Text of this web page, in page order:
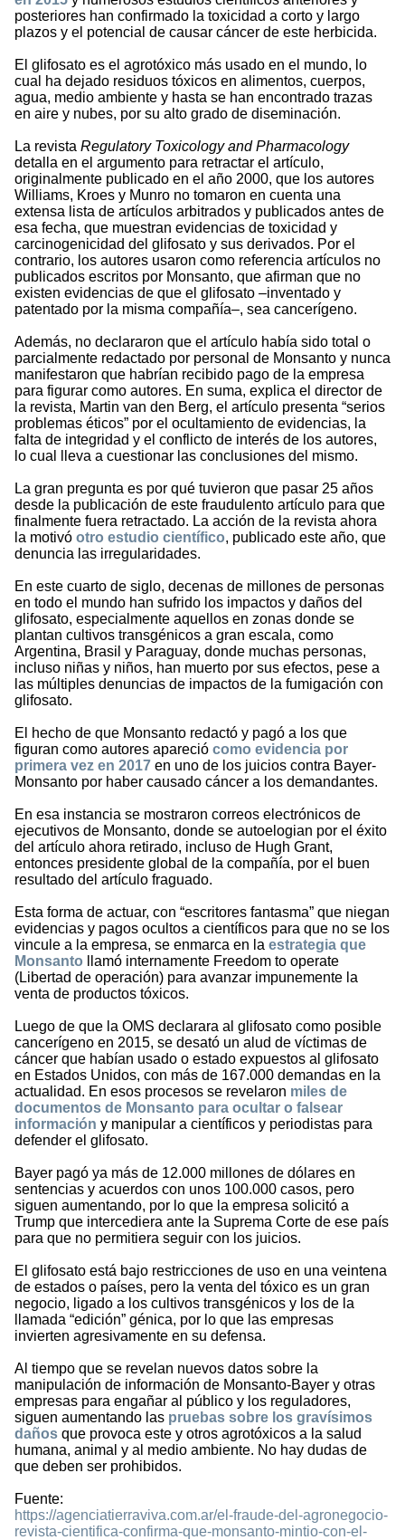
posteriores han confirmado la toxicidad a corto y largo
plazos y el potencial de causar cáncer de este herbicida.
El glifosato es el agrotóxico más usado en el mundo, lo
cual ha dejado residuos tóxicos en alimentos, cuerpos,
agua, medio ambiente y hasta se han encontrado trazas
en aire y nubes, por su alto grado de diseminación.
La revista Regulatory Toxicology and Pharmacology
detalla en el argumento para retractar el artículo,
originalmente publicado en el año 2000, que los autores
Williams, Kroes y Munro no tomaron en cuenta una
extensa lista de artículos arbitrados y publicados antes de
esa fecha, que muestran evidencias de toxicidad y
carcinogenicidad del glifosato y sus derivados. Por el
contrario, los autores usaron como referencia artículos no
publicados escritos por Monsanto, que afirman que no
existen evidencias de que el glifosato –inventado y
patentado por la misma compañía–, sea cancerígeno.
Además, no declararon que el artículo había sido total o
parcialmente redactado por personal de Monsanto y nunca
manifestaron que habrían recibido pago de la empresa
para figurar como autores. En suma, explica el director de
la revista, Martin van den Berg, el artículo presenta “serios
problemas éticos” por el ocultamiento de evidencias, la
falta de integridad y el conflicto de interés de los autores,
lo cual lleva a cuestionar las conclusiones del mismo.
La gran pregunta es por qué tuvieron que pasar 25 años
desde la publicación de este fraudulento artículo para que
finalmente fuera retractado. La acción de la revista ahora
la motivó otro estudio científico, publicado este año, que
denuncia las irregularidades.
En este cuarto de siglo, decenas de millones de personas
en todo el mundo han sufrido los impactos y daños del
glifosato, especialmente aquellos en zonas donde se
plantan cultivos transgénicos a gran escala, como
Argentina, Brasil y Paraguay, donde muchas personas,
incluso niñas y niños, han muerto por sus efectos, pese a
las múltiples denuncias de impactos de la fumigación con
glifosato.
El hecho de que Monsanto redactó y pagó a los que
figuran como autores apareció como evidencia por
primera vez en 2017 en uno de los juicios contra Bayer-
Monsanto por haber causado cáncer a los demandantes.
En esa instancia se mostraron correos electrónicos de
ejecutivos de Monsanto, donde se autoelogian por el éxito
del artículo ahora retirado, incluso de Hugh Grant,
entonces presidente global de la compañía, por el buen
resultado del artículo fraguado.
Esta forma de actuar, con “escritores fantasma” que niegan
evidencias y pagos ocultos a científicos para que no se los
vincule a la empresa, se enmarca en la estrategia que
Monsanto llamó internamente Freedom to operate
(Libertad de operación) para avanzar impunemente la
venta de productos tóxicos.
Luego de que la OMS declarara al glifosato como posible
cancerígeno en 2015, se desató un alud de víctimas de
cáncer que habían usado o estado expuestos al glifosato
en Estados Unidos, con más de 167.000 demandas en la
actualidad. En esos procesos se revelaron miles de
documentos de Monsanto para ocultar o falsear
información y manipular a científicos y periodistas para
defender el glifosato.
Bayer pagó ya más de 12.000 millones de dólares en
sentencias y acuerdos con unos 100.000 casos, pero
siguen aumentando, por lo que la empresa solicitó a
Trump que intercediera ante la Suprema Corte de ese país
para que no permitiera seguir con los juicios.
El glifosato está bajo restricciones de uso en una veintena
de estados o países, pero la venta del tóxico es un gran
negocio, ligado a los cultivos transgénicos y los de la
llamada “edición” génica, por lo que las empresas
invierten agresivamente en su defensa.
Al tiempo que se revelan nuevos datos sobre la
manipulación de información de Monsanto-Bayer y otras
empresas para engañar al público y los reguladores,
siguen aumentando las pruebas sobre los gravísimos
daños que provoca este y otros agrotóxicos a la salud
humana, animal y al medio ambiente. No hay dudas de
que deben ser prohibidos.
Fuente:
https://agenciatierraviva.com.ar/el-fraude-del-agronegocio-
revista-cientifica-confirma-que-monsanto-mintio-con-el-